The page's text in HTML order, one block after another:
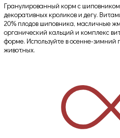
Гранулированный корм с
декоративных кроликов и дегу.
20% плодов шиповника, масличные
органический кальций и комплекс
форме. Используйте в осенне-зимний
животных.